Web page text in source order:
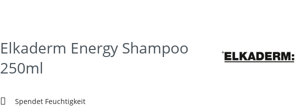
Elkaderm Energy Shampoo
250ml
Spendet Feuchtigkeit